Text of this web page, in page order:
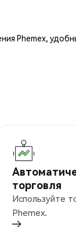
Phemex,
торговля
Используйте
Phemex.